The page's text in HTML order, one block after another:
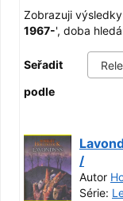
Zobrazuji výsledky
1967-', doba
Seřadit
podle
/
Autor
Série: